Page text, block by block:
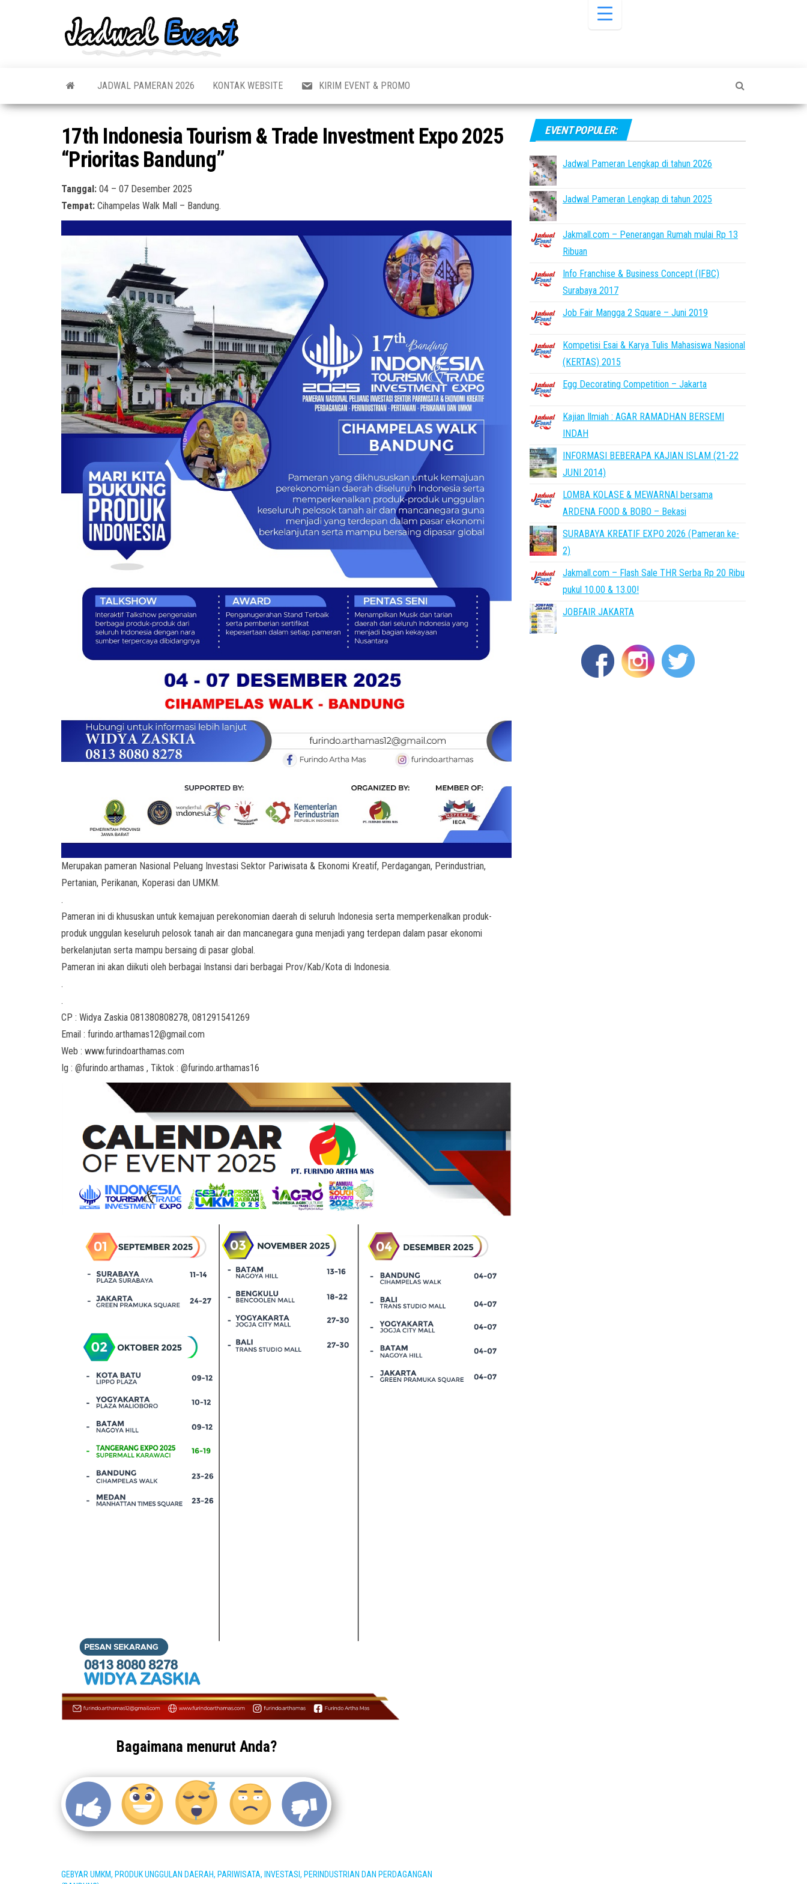
Pameran,
Acara &
Terbaru
Seminar,
Bazaar,
Job Fair,
Lomba dll.
JADWAL PAMERAN 2026 KONTAK WEBSITE KIRIM EVENT & PROMO
17th Indonesia Tourism & Trade Investment Expo 2025
“Prioritas Bandung”
Tanggal: 04 – 07 Desember 2025
Tempat: Cihampelas Walk Mall – Bandung.
Merupakan pameran Nasional Peluang Investasi Sektor Pariwisata & Ekonomi Kreatif, Perdagangan, Perindustrian,
Pertanian, Perikanan, Koperasi dan UMKM.
.
Pameran ini di khususkan untuk kemajuan perekonomian daerah di seluruh Indonesia serta memperkenalkan produk-
produk unggulan keseluruh pelosok tanah air dan mancanegara guna menjadi yang terdepan dalam pasar ekonomi
berkelanjutan serta mampu bersaing di pasar global.
Pameran ini akan diikuti oleh berbagai Instansi dari berbagai Prov/Kab/Kota di Indonesia.
.
.
CP : Widya Zaskia 081380808278, 081291541269
Email : furindo.arthamas12@gmail.com
Web : www.furindoarthamas.com
Ig : @furindo.arthamas , Tiktok : @furindo.arthamas16
Bagaimana menurut Anda?
GEBYAR UMKM, PRODUK UNGGULAN DAERAH, PARIWISATA, INVESTASI, PERINDUSTRIAN DAN PERDAGANGAN
EVENT POPULER:
Jadwal Pameran Lengkap di tahun 2026
Jadwal Pameran Lengkap di tahun 2025
Jakmall.com – Penerangan Rumah mulai Rp 13
Ribuan
Info Franchise & Business Concept (IFBC)
Surabaya 2017
Job Fair Mangga 2 Square – Juni 2019
Kompetisi Esai & Karya Tulis Mahasiswa Nasional
(KERTAS) 2015
Egg Decorating Competition – Jakarta
Kajian Ilmiah : AGAR RAMADHAN BERSEMI
INDAH
INFORMASI BEBERAPA KAJIAN ISLAM (21-22
JUNI 2014)
LOMBA KOLASE & MEWARNAI bersama
ARDENA FOOD & BOBO – Bekasi
SURABAYA KREATIF EXPO 2026 (Pameran ke-
2)
Jakmall.com – Flash Sale THR Serba Rp 20 Ribu
pukul 10.00 & 13.00!
JOBFAIR JAKARTA